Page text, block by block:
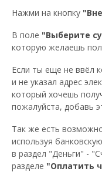
Нажми на кнопку
В поле "Выберите
которую желаешь
Если ты еще не ввёл
и не указал адрес
который хочешь
пожалуйста, добавь
Так же есть
используя
в раздел "Деньги" -
разделе "Oплатить